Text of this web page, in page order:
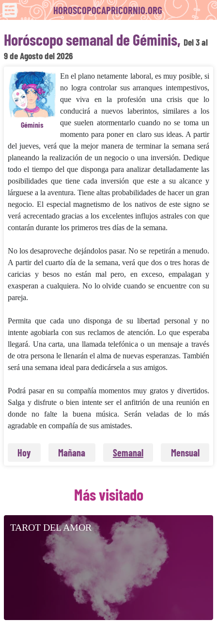
HOROSCOPOCAPRICORNIO.ORG
Horóscopo semanal de Géminis, Del 3 al
9 de Agosto del 2026
Géminis
En el plano netamente laboral, es muy posible, si
no logra controlar sus arranques intempestivos,
que viva en la profesión una crisis que lo
conducirá a nue­vos laberintos, similares a los
que suelen atormentarlo cuando no se toma un
momento para poner en claro sus ideas. A partir
del jueves, verá que la mejor manera de terminar la semana será
planeando la realización de un negocio o una inversión. Dedique
todo el tiempo del que disponga para analizar detalladamente las
posibilidades que tiene cada inversión que este a su alcance y
lárguese a la aventura. Tiene altas probabilidades de hacer un gran
negocio. El especial magnetismo de los nativos de este signo se
verá acrecentado gracias a los excelentes influjos astrales con que
contarán durante los primeros tres días de la semana.
No los desaproveche dejándolos pasar. No se repetirán a menudo.
A partir del cuarto día de la semana, verá que dos o tres horas de
caricias y besos no están mal pero, en exceso, empalagan y
exasperan a cualquiera. No lo olvide cuando se encuentre con su
pareja.
Permita que cada uno disponga de su libertad personal y no
intente agobiarla con sus reclamos de atención. Lo que esperaba
llegará. Una carta, una llamada telefónica o un mensaje a través
de otra persona le llenarán el alma de nuevas esperanzas. También
será una semana ideal para dedicársela a sus amigos.
Podrá pasar en su compañía momentos muy gratos y divertidos.
Salga y disfrute o bien intente ser el anfitrión de una reunión en
donde no falte la buena música. Serán veladas de lo más
agradable en compañía de sus amistades.
Hoy Mañana Semanal Mensual
Más visitado
TAROT DEL AMOR